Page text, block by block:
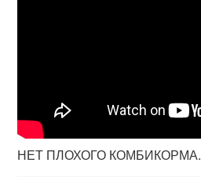
НЕТ ПЛОХОГО КОМБИКОРМА.